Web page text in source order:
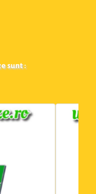
sunt :